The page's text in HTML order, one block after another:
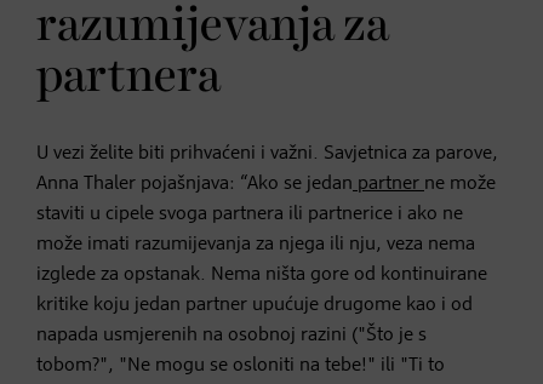
razumijevanja za
partnera
U vezi želite biti prihvaćeni i važni. Savjetnica za parove,
Anna Thaler pojašnjava: “Ako se jedan partner ne može
staviti u cipele svoga partnera ili partnerice i ako ne
može imati razumijevanja za njega ili nju, veza nema
izglede za opstanak. Nema ništa gore od kontinuirane
kritike koju jedan partner upućuje drugome kao i od
napada usmjerenih na osobnoj razini ("Što je s
tobom?", "Ne mogu se osloniti na tebe!" ili "Ti to